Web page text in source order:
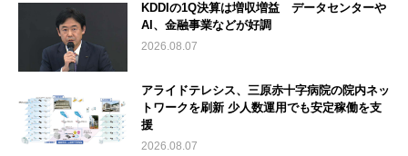
KDDIの1Q決算は増収増益 データセンターや
AI、金融事業などが好調
2026.08.07
アライドテレシス、三原赤十字病院の院内ネッ
トワークを刷新 少人数運用でも安定稼働を支
援
2026.08.07